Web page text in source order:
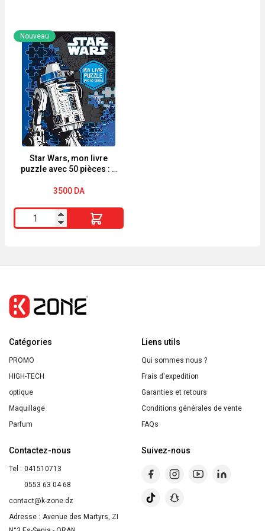
Sac+
Tapis
Langer
Naissance
Star Wars, mon livre
puzzle avec 50 pièces : 5
Nouveau
3500 DA
quantité
de
livre
puzzle
50
pièces
:
5
puzzles
Catégories
PROMO
HIGH-TECH
optique
Maquillage
Parfum
Liens utils
Qui sommes nous ?
Frais d'expedition
Garanties et retours
Conditions générales de vente
FAQs
Contactez-nous
Tel : 041510713
0553 63 04 68
contact@k-zone.dz
Adresse : Avenue des Martyrs, ZI
Suivez-nous